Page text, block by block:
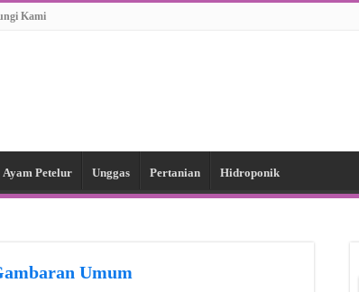
Kami
Ayam Petelur Unggas Pertanian Hidroponik
Umum